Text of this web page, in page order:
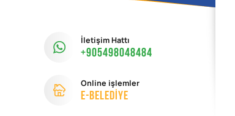
İletişim Hattı
+905498048484
Online işlemler
e-Beledİye